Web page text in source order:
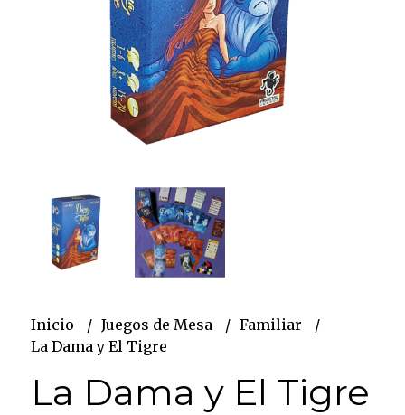
Inicio Juegos de Mesa
Familiar
La Dama y El Tigre
La Dama y El Tigre